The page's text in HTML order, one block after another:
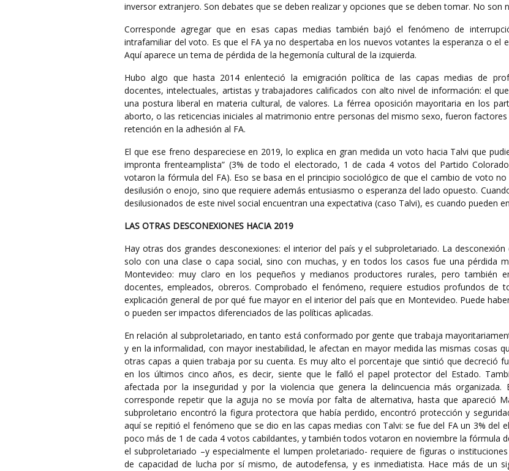
inversor extranjero. Son debates que se deben realizar y opciones que se deben tomar. No son
Corresponde agregar que en esas capas medias también bajó el fenómeno de
intrafamiliar del voto. Es que el FA ya no despertaba en los nuevos votantes la esperanza o el
Aquí aparece un tema de pérdida de la hegemonía cultural de la izquierda.
Hubo algo que hasta 2014 enlenteció la emigración política de las capas medias de
docentes, intelectuales, artistas y trabajadores calificados con alto nivel de información: el
una postura liberal en materia cultural, de valores. La férrea oposición mayoritaria en los
aborto, o las reticencias iniciales al matrimonio entre personas del mismo sexo, fueron
retención en la adhesión al FA.
El que ese freno despareciese en 2019, lo explica en gran medida un voto hacia Talvi que
impronta frenteamplista” (3% de todo el electorado, 1 de cada 4 votos del Partido
votaron la fórmula del FA). Eso se basa en el principio sociológico de que el cambio de voto
desilusión o enojo, sino que requiere además entusiasmo o esperanza del lado opuesto.
desilusionados de este nivel social encuentran una expectativa (caso Talvi), es cuando pueden
LAS OTRAS DESCONEXIONES HACIA 2019
Hay otras dos grandes desconexiones: el interior del país y el subproletariado. La
solo con una clase o capa social, sino con muchas, y en todos los casos fue una pérdida
Montevideo: muy claro en los pequeños y medianos productores rurales, pero también
docentes, empleados, obreros. Comprobado el fenómeno, requiere estudios profundos de
explicación general de por qué fue mayor en el interior del país que en Montevideo. Puede
o pueden ser impactos diferenciados de las políticas aplicadas.
En relación al subproletariado, en tanto está conformado por gente que trabaja
y en la informalidad, con mayor inestabilidad, le afectan en mayor medida las mismas cosas
otras capas a quien trabaja por su cuenta. Es muy alto el porcentaje que sintió que decreció
en los últimos cinco años, es decir, siente que le falló el papel protector del Estado.
afectada por la inseguridad y por la violencia que genera la delincuencia más
corresponde repetir que la aguja no se movía por falta de alternativa, hasta que apareció
subproletario encontró la figura protectora que había perdido, encontró protección y
aquí se repitió el fenómeno que se dio en las capas medias con Talvi: se fue del FA un 3% del
poco más de 1 de cada 4 votos cabildantes, y también todos votaron en noviembre la fórmula
el subproletariado –y especialmente el lumpen proletariado- requiere de figuras o
de capacidad de lucha por sí mismo, de autodefensa, y es inmediatista. Hace más de un